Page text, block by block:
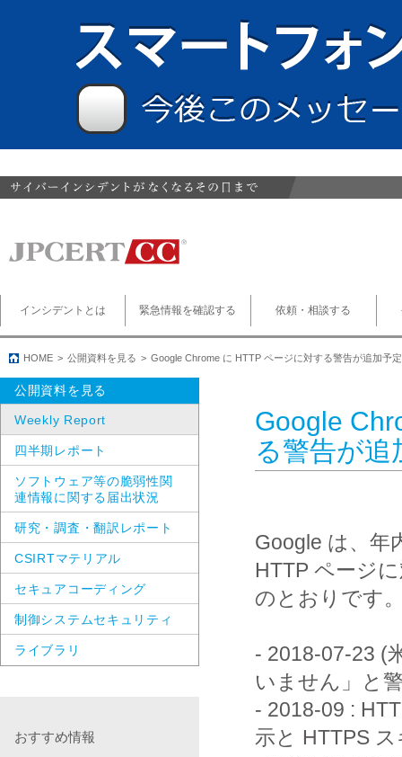
インシデントとは 緊急情報を確認する 依頼・相談する
HOME 公開資料を見る Google Chrome に HTTP ページに対する警告が追加予定
Google
る警告が追
Google は、年
HTTP ページ
のとおりです
- 2018-07-23 (
いません」と
- 2018-09 :
示と HTTPS
公開資料を見る
Weekly Report
四半期レポート
ソフトウェア等の脆弱性関
連情報に関する届出状況
研究・調査・翻訳レポート
CSIRTマテリアル
セキュアコーディング
制御システムセキュリティ
ライブラリ
おすすめ情報